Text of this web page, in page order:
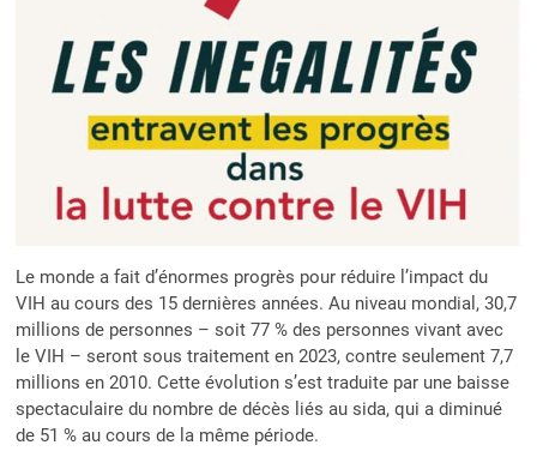
Le monde a fait d’énormes progrès pour réduire l’impact du
VIH au cours des 15 dernières années. Au niveau mondial, 30,7
millions de personnes – soit 77 % des personnes vivant avec
le VIH – seront sous traitement en 2023, contre seulement 7,7
millions en 2010. Cette évolution s’est traduite par une baisse
spectaculaire du nombre de décès liés au sida, qui a diminué
de 51 % au cours de la même période.